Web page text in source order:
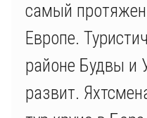
самый
Европе.
районе Будвы и
развит.